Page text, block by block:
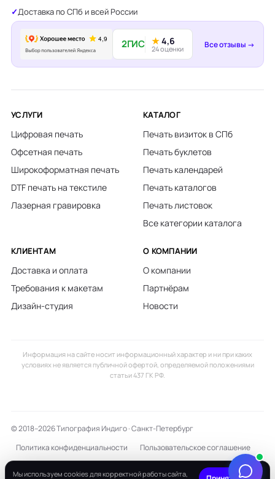
Доставка по СПб и всей России
2ГИС ★4,6
24 оценки Все отзывы →
УСЛУГИ
Цифровая печать
Офсетная печать
Широкоформатная печать
DTF печать на текстиле
Лазерная гравировка
КАТАЛОГ
Печать визиток в СПб
Печать буклетов
Печать календарей
Печать каталогов
Печать листовок
Все категории каталога
КЛИЕНТАМ
Доставка и оплата
Требования к макетам
Дизайн-студия
О КОМПАНИИ
О компании
Партнёрам
Новости
Информация на сайте носит информационный характер и ни при каких
условиях не является публичной офертой, определяемой положениями
статьи 437 ГК РФ.
© 2018–2026 Типография Индиго · Санкт-Петербург
Политика конфиденциальности
Пользовательское соглашение
О файлах Cookie
Мы используем cookies для корректной работы сайта,